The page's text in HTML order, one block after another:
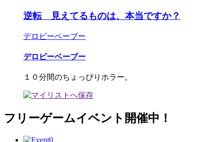
逆転 見えてるものは、本当ですか？
デロビーベーブー
デロビーベーブー
１０分間のちょっぴりホラー。
フリーゲームイベント開催中！